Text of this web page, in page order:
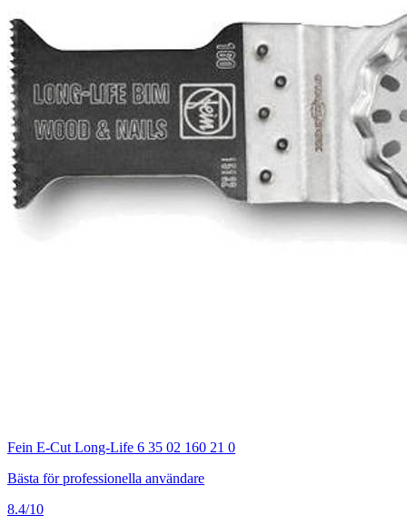
Fein E-Cut Long-Life 6 35 02 160 21 0
Bästa för professionella användare
8.4/10